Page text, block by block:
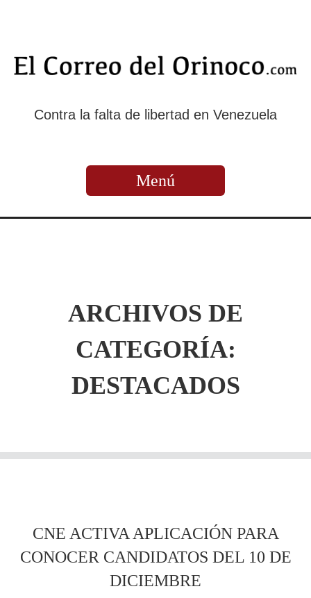
Contra la falta de libertad en Venezuela
Menú
ARCHIVOS DE
CATEGORÍA:
DESTACADOS
CNE ACTIVA APLICACIÓN PARA
CONOCER CANDIDATOS DEL 10 DE
DICIEMBRE